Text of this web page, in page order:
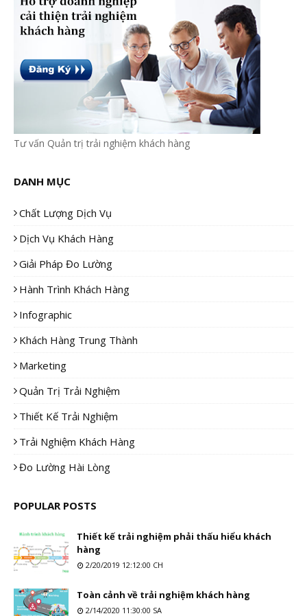
Tư vấn Quản trị trải nghiệm khách hàng
DANH MỤC
Chất Lượng Dịch Vụ
Dịch Vụ Khách Hàng
Giải Pháp Đo Lường
Hành Trình Khách Hàng
Infographic
Khách Hàng Trung Thành
Marketing
Quản Trị Trải Nghiệm
Thiết Kế Trải Nghiệm
Trải Nghiệm Khách Hàng
Đo Lường Hài Lòng
POPULAR POSTS
Thiết kế trải nghiệm phải thấu hiểu khách
hàng
2/20/2019 12:12:00 CH
Toàn cảnh về trải nghiệm khách hàng
2/14/2020 11:30:00 SA